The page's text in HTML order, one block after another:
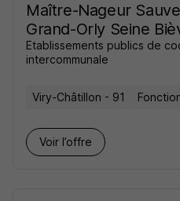
Maître-Nageur
Grand-Orly Seine
Etablissements publics de
intercommunale
Viry-Châtillon - 91
Voir l’offre